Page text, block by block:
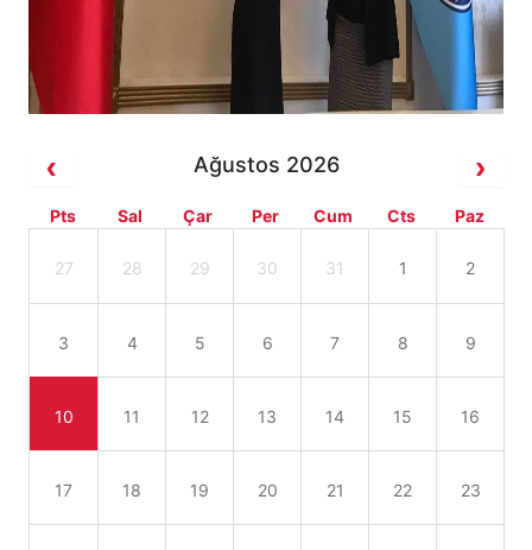
Ağustos 2026
Pts Sal Çar Per Cum Cts Paz
27 28 29 30 31 1 2
3 4 5 6 7 8 9
10 11 12 13 14 15 16
17 18 19 20 21 22 23